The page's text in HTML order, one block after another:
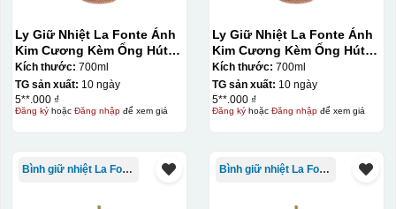
Hộp xi ly sứ
Ly Giữ Nhiệt La Fonte Ánh
Kim Cương Kèm Ống Hút-
700 ml-014687-GOL
Kích thước: 700ml
TG sản xuất: 10 ngày
5**.000 ₫
Đăng kýhoặc Đăng nhậpđể xem giá
Ly Giữ Nhiệt La Fonte Ánh
Kim Cương Kèm Ống Hút-
700 ml-014687-GOL
Kích thước: 700ml
TG sản xuất: 10 ngày
5**.000 ₫
Đăng kýhoặc Đăng nhậpđể xem giá
Bình giữ nhiệt La Fonte Bình giữ nhiệt La Fonte